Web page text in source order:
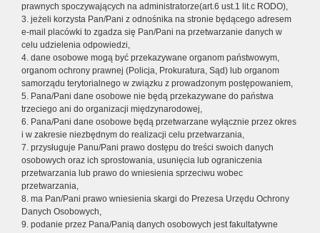
prawnych spoczywających na administratorze(art.6 ust.1 lit.c RODO),
3. jeżeli korzysta Pan/Pani z odnośnika na stronie będącego adresem
e-mail placówki to zgadza się Pan/Pani na przetwarzanie danych w
celu udzielenia odpowiedzi,
4. dane osobowe mogą być przekazywane organom państwowym,
organom ochrony prawnej (Policja, Prokuratura, Sąd) lub organom
samorządu terytorialnego w związku z prowadzonym postępowaniem,
5. Pana/Pani dane osobowe nie będą przekazywane do państwa
trzeciego ani do organizacji międzynarodowej,
6. Pana/Pani dane osobowe będą przetwarzane wyłącznie przez okres
i w zakresie niezbędnym do realizacji celu przetwarzania,
7. przysługuje Panu/Pani prawo dostępu do treści swoich danych
osobowych oraz ich sprostowania, usunięcia lub ograniczenia
przetwarzania lub prawo do wniesienia sprzeciwu wobec
przetwarzania,
8. ma Pan/Pani prawo wniesienia skargi do Prezesa Urzędu Ochrony
Danych Osobowych,
9. podanie przez Pana/Panią danych osobowych jest fakultatywne